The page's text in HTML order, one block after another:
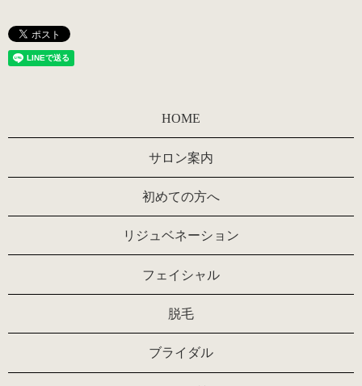
HOME
サロン案内
初めての方へ
リジュベネーション
フェイシャル
脱毛
ブライダル